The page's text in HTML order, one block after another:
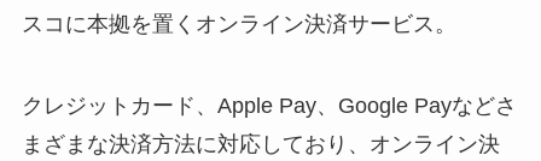
スコに本拠を置くオンライン決済サービス。
クレジットカード、Apple Pay、Google Payなどさ
まざまな決済方法に対応しており、オンライン決